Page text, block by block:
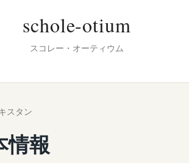
schole-otium
スコレー・オーティウム
スタン
情報